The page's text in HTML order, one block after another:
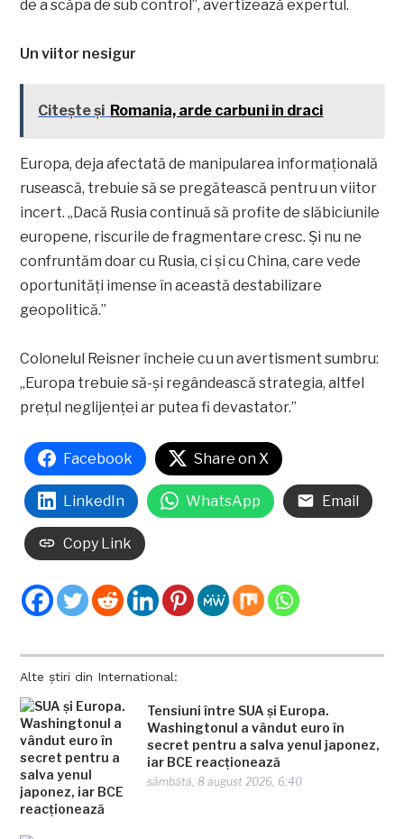
Alte știri din International:
Tensiuni între SUA și Europa.
Washingtonul a vândut euro în
secret pentru a salva yenul japonez,
iar BCE reacționează
sâmbătă, 8 august 2026, 6:40
de a scăpa de sub control”, avertizează expertul.
Un viitor nesigur
Citește și Romania, arde carbuni in draci
Europa, deja afectată de manipularea informațională
rusească, trebuie să se pregătească pentru un viitor
incert. „Dacă Rusia continuă să profite de slăbiciunile
europene, riscurile de fragmentare cresc. Și nu ne
confruntăm doar cu Rusia, ci și cu China, care vede
oportunități imense în această destabilizare
geopolitică.”
Colonelul Reisner încheie cu un avertisment sumbru:
„Europa trebuie să-și regândească strategia, altfel
prețul neglijenței ar putea fi devastator.”
Facebook Share on X
LinkedIn WhatsApp Email
Copy Link